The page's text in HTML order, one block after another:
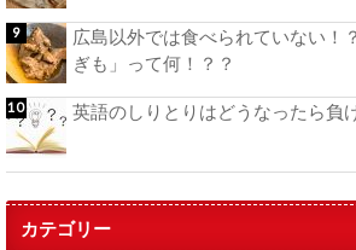
広島以外では食べられていない！
ぎも」って何！？？
英語のしりとりはどうなったら負
カテゴリー